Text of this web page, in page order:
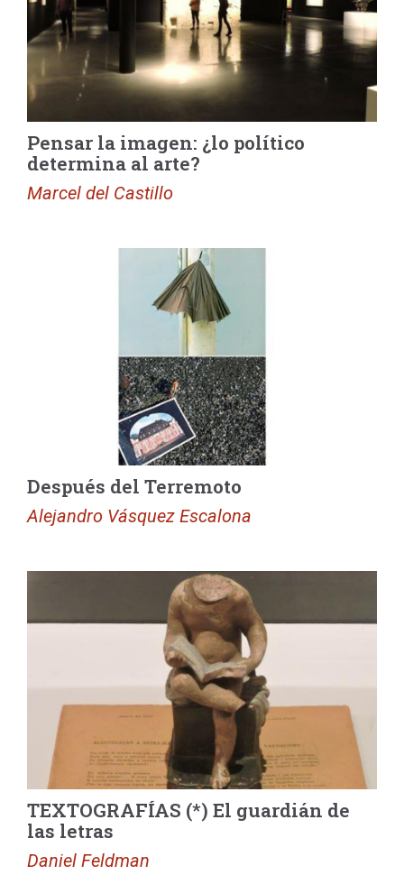
Pensar la imagen: ¿lo político
determina al arte?
Marcel del Castillo
Después del Terremoto
Alejandro Vásquez Escalona
TEXTOGRAFÍAS (*) El guardián de
las letras
Daniel Feldman